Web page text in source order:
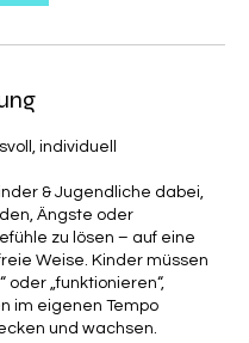
individuell
& Jugendliche dabei,
Ängste oder
zu lösen – auf eine
Weise. Kinder müssen
oder „funktionieren“,
im eigenen Tempo
und wachsen.